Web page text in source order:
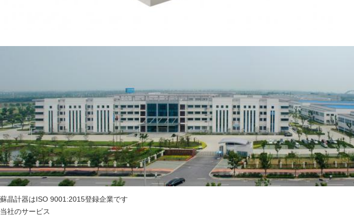
蘇晶計器はISO 9001:2015登録企業です
当社のサービス